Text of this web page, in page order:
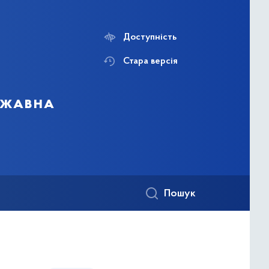
Доступність
Стара версія
Пошук